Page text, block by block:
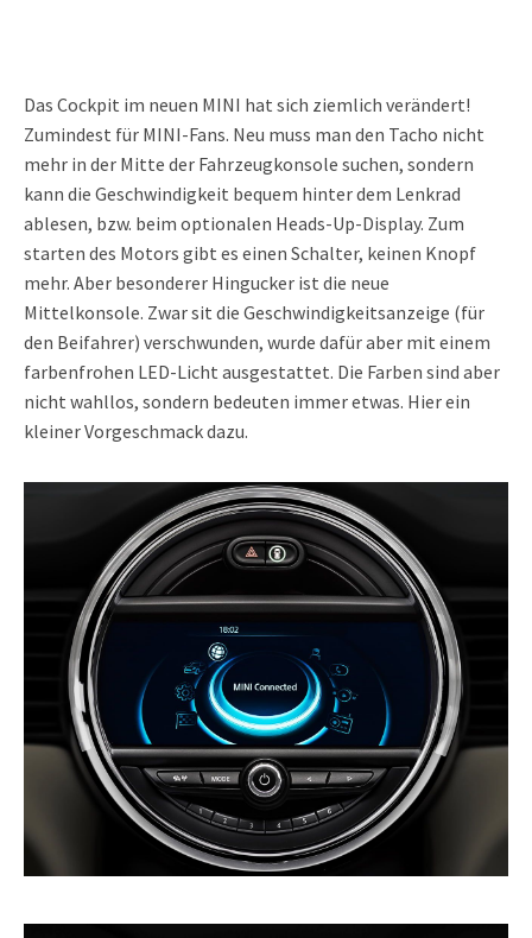
Das Cockpit im neuen MINI hat sich ziemlich verändert!
Zumindest für MINI-Fans. Neu muss man den Tacho nicht
mehr in der Mitte der Fahrzeugkonsole suchen, sondern
kann die Geschwindigkeit bequem hinter dem Lenkrad
ablesen, bzw. beim optionalen Heads-Up-Display. Zum
starten des Motors gibt es einen Schalter, keinen Knopf
mehr. Aber besonderer Hingucker ist die neue
Mittelkonsole. Zwar sit die Geschwindigkeitsanzeige (für
den Beifahrer) verschwunden, wurde dafür aber mit einem
farbenfrohen LED-Licht ausgestattet. Die Farben sind aber
nicht wahllos, sondern bedeuten immer etwas. Hier ein
kleiner Vorgeschmack dazu.